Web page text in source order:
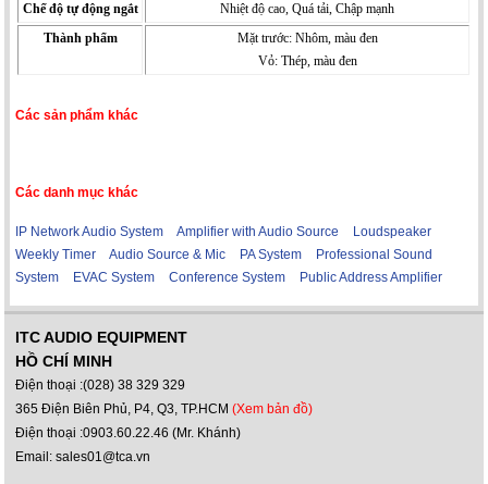
Chế độ tự động ngắt
Nhiệt độ cao, Quá tải, Chập mạnh
Thành phẩm
Mặt trước: Nhôm, màu đen
Vỏ: Thép, màu đen
Các sản phẩm khác
Các danh mục khác
IP Network Audio System Amplifier with Audio Source
Loudspeaker
Weekly Timer
Audio Source & Mic PA System
Professional Sound
System
EVAC System Conference System Public Address Amplifier
ITC AUDIO EQUIPMENT
HỒ CHÍ MINH
Điện thoại :(028) 38 329 329
365 Điện Biên Phủ, P4, Q3, TP.HCM(Xem bản đồ)
Điện thoại :0903.60.22.46 (Mr. Khánh)
Email: sales01@tca.vn